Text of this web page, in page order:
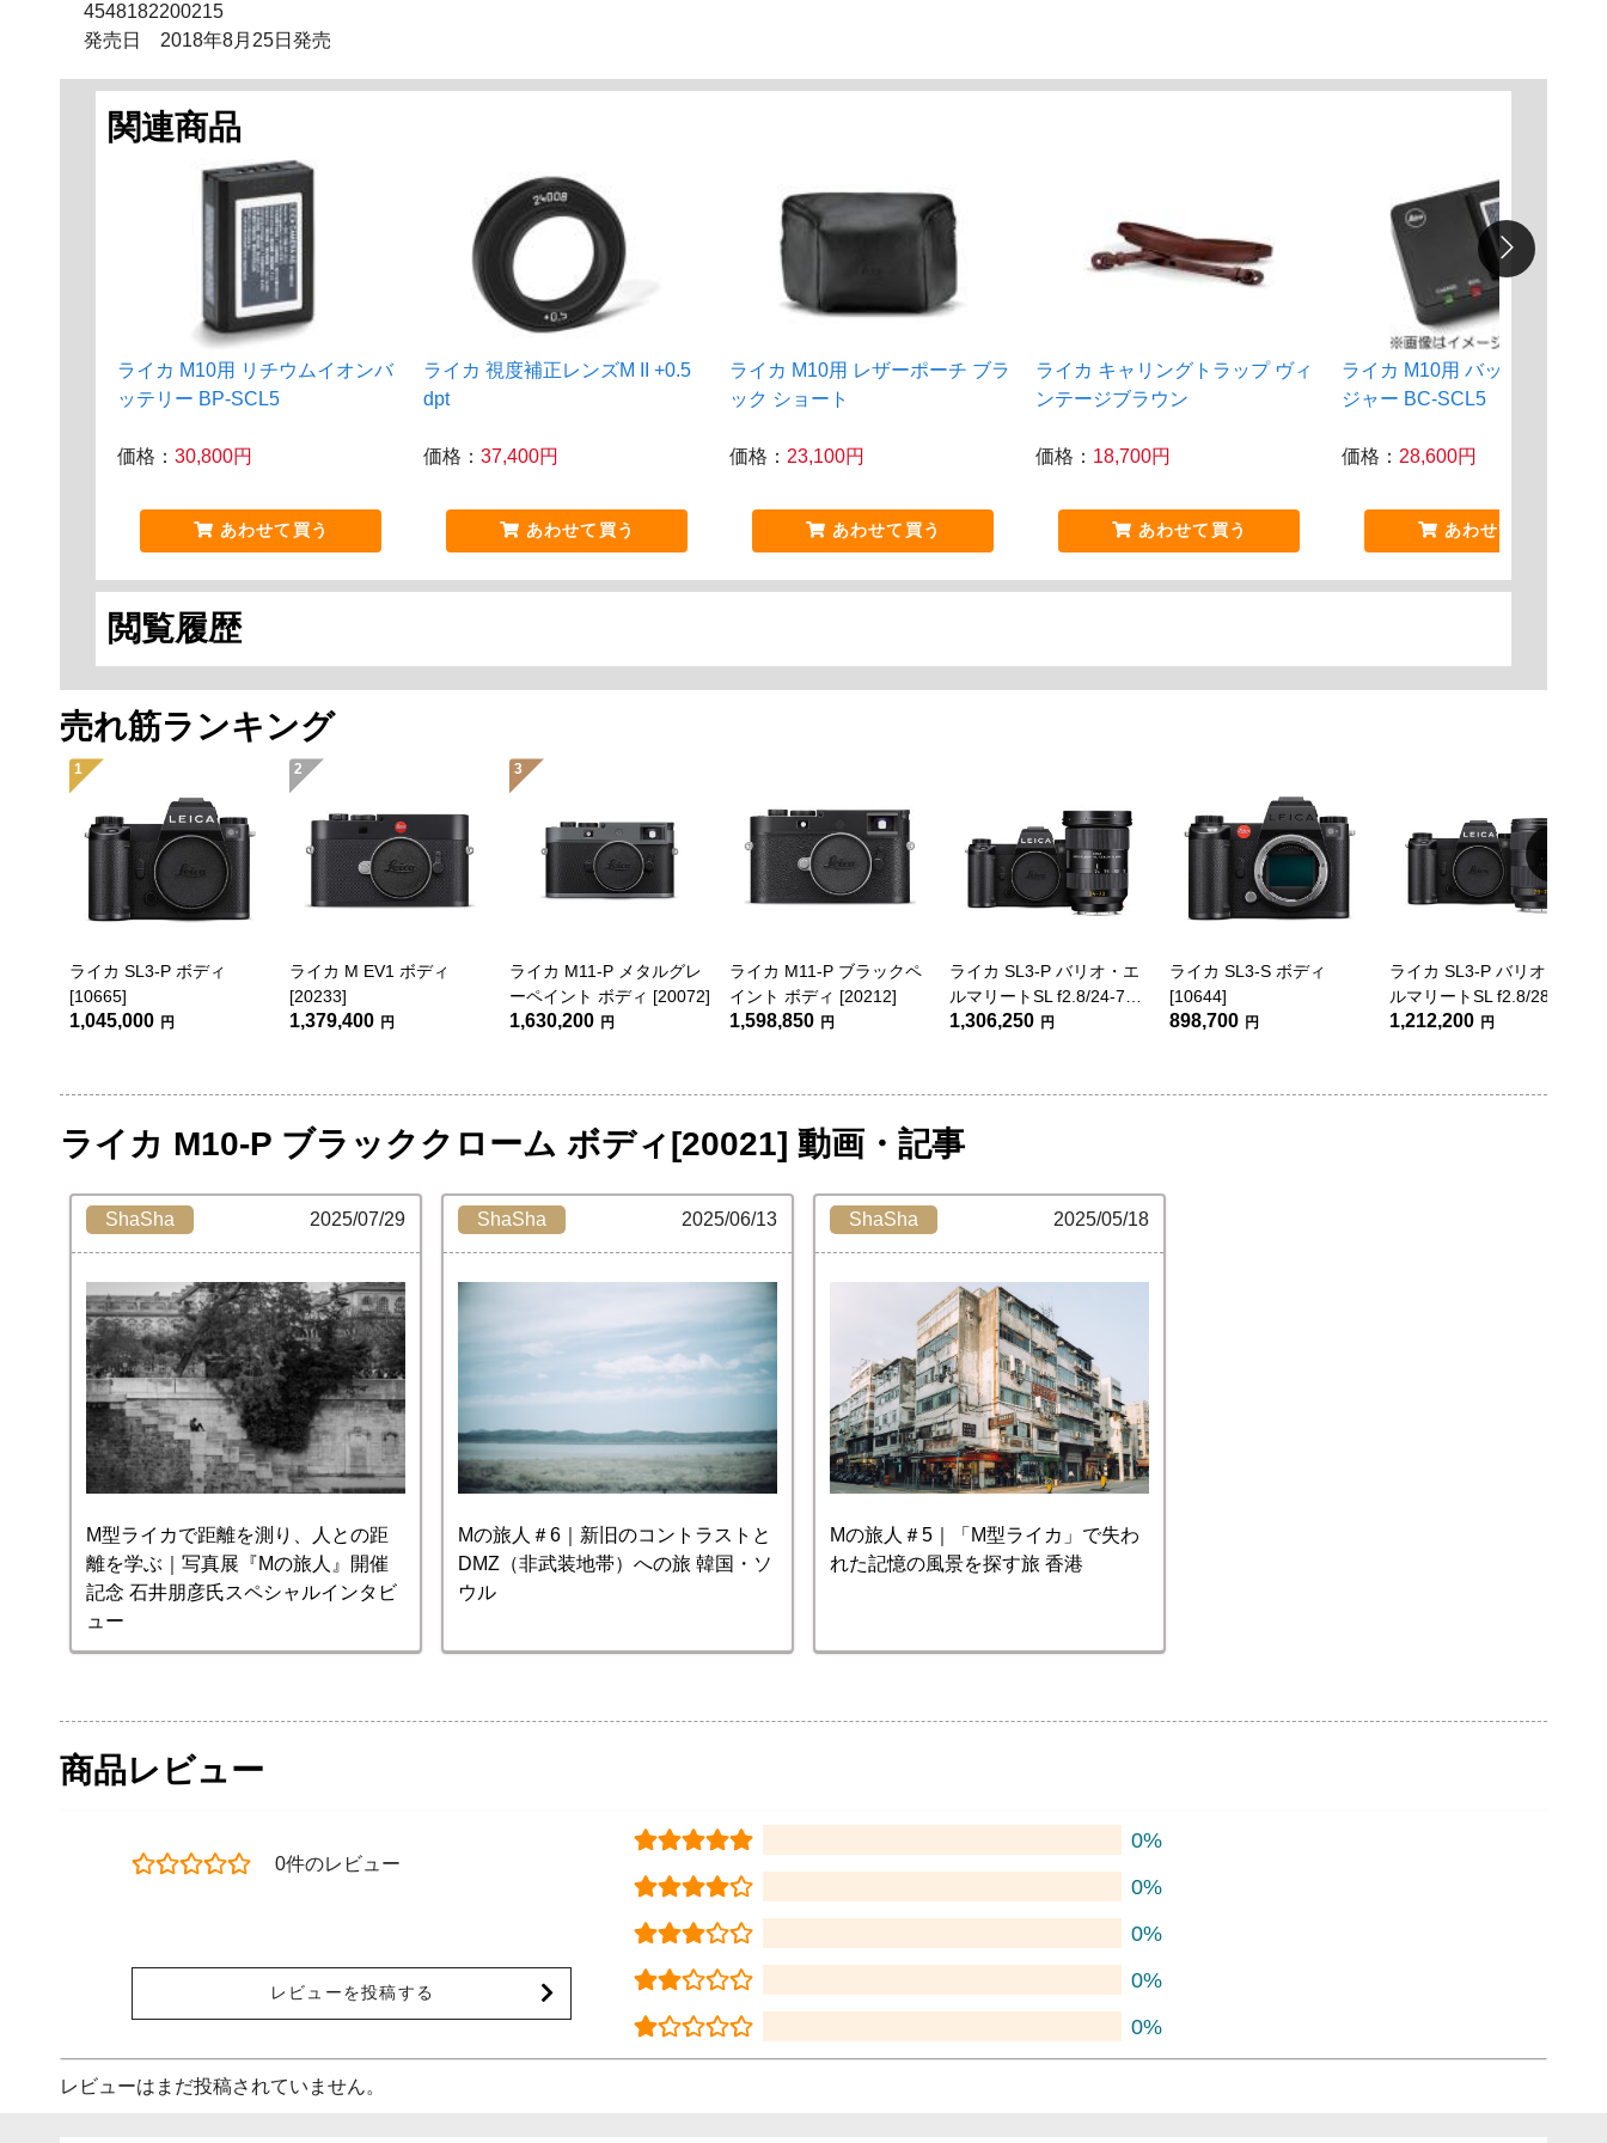
4548182200215
発売日 2018年8月25日発売
関連商品
ライカ M10用 リチウムイオンバ
ッテリー BP-SCL5
価格： 30,800円
あわせて買う
ライカ 視度補正レンズM II +0.5
dpt
価格： 37,400円
あわせて買う
ライカ M10用 レザーポーチ ブラ
ック ショート
価格： 23,100円
あわせて買う
ライカ キャリングトラップ ヴィ
ンテージブラウン
価格： 18,700円
あわせて買う
ライカ M10用 バッテリーチャ
ジャー BC-SCL5
価格： 28,600円
あわせて買う
閲覧履歴
売れ筋ランキング
1
ライカ SL3-P ボディ
[10665]
1,045,000 円
2
ライカ M EV1 ボディ
[20233]
1,379,400 円
3
ライカ M11-P メタルグレ
ーペイント ボディ [20072]
1,630,200 円
ライカ M11-P ブラックペ
イント ボディ [20212]
1,598,850 円
ライカ SL3-P バリオ・エ
ルマリートSL f2.8/24-70
ASPH.セット [10694]
1,306,250 円
ライカ SL3-S ボディ
[10644]
898,700 円
ライカ SL3-P バリオ・エ
ルマリートSL f2.8/28-70
ASPH.セット [10684]
1,212,200 円
ライカ M10-P ブラッククローム ボディ[20021] 動画・記事
ShaSha 2025/07/29
M型ライカで距離を測り、人との距
離を学ぶ｜写真展『Mの旅人』開催
記念 石井朋彦氏スペシャルインタビ
ュー
ShaSha 2025/06/13
Mの旅人＃6｜新旧のコントラストと
DMZ（非武装地帯）への旅 韓国・ソ
ウル
ShaSha 2025/05/18
Mの旅人＃5｜「M型ライカ」で失わ
れた記憶の風景を探す旅 香港
商品レビュー
0件のレビュー
レビューを投稿する
0%
0%
0%
0%
0%
レビューはまだ投稿されていません。